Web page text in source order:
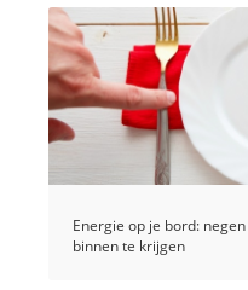
Energie op je bord:
binnen te krijgen